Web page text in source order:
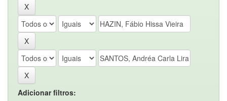
Adicionar filtros: